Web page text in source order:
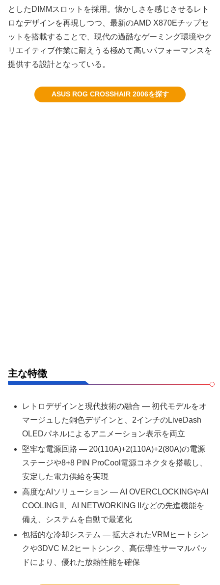
としたDIMMスロットを採用。懐かしさを感じさせるレト
ロなデザインを再現しつつ、最新のAMD X870Eチップセ
ットを搭載することで、現代の過酷なゲーミング環境やク
リエイティブ作業に耐えうる極めて高いパフォーマンスを
提供する設計となっている。
ASUS ROG CROSSHAIR 2006を探す
主な特徴
レトロデザインと現代技術の融合 — 初代モデルをオ
マージュした銅色デザインと、2インチのLiveDash
OLEDパネルによるアニメーション表示を両立
堅牢な電源回路 — 20(110A)+2(110A)+2(80A)の電源
ステージや8+8 PIN ProCool電源コネクタを搭載し、
安定した電力供給を実現
高度なAIソリューション — AI OVERCLOCKINGやAI
COOLING II、AI NETWORKING IIなどの先進機能を
備え、システムを自動で最適化
包括的な冷却システム — 拡大されたVRMヒートシン
クや3DVC M.2ヒートシンク、高伝導性サーマルパッ
ドにより、優れた放熱性能を確保